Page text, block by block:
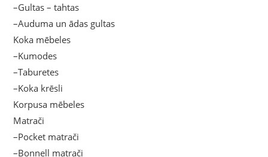
–Gultas – tahtas
–Auduma un ādas gultas
Koka mēbeles
–Kumodes
–Taburetes
–Koka krēsli
Korpusa mēbeles
Matrači
–Pocket matrači
–Bonnell matrači